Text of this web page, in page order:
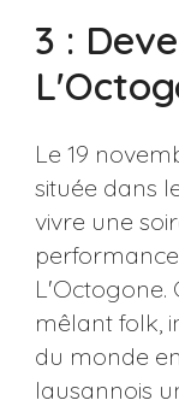
3 :
Le 19
située dans
vivre une
L'Octogone.
mêlant folk,
du monde
lausannois